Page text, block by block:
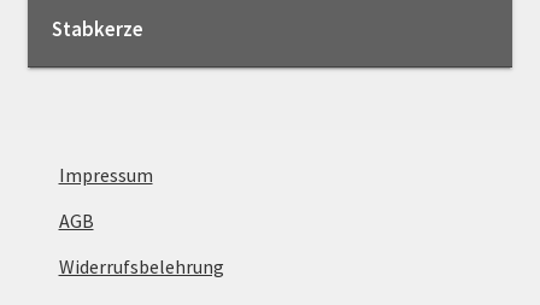
Stabkerze
Impressum
AGB
Widerrufsbelehrung